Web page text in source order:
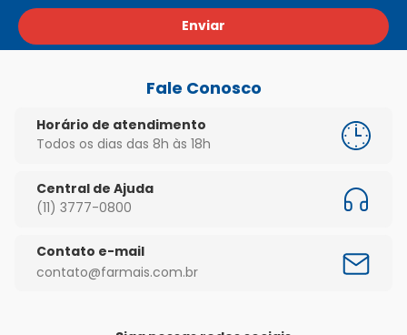
Enviar
Fale Conosco
Horário de atendimento
Todos os dias das 8h às 18h
Central de Ajuda
(11) 3777-0800
Contato e-mail
contato@farmais.com.br